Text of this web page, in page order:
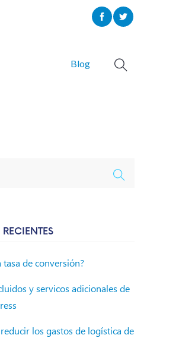
Blog
tasa de conversión?
y servicos adicionales de
los gastos de logística de